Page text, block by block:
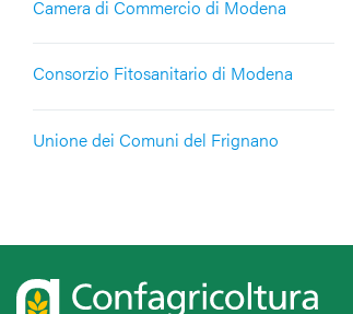
Camera di Commercio di Modena
Consorzio Fitosanitario di Modena
Unione dei Comuni del Frignano